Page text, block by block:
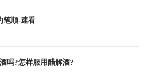
笔顺-速看
吗?怎样服用醋解酒?